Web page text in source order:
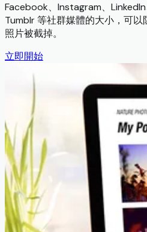
Facebook、Instagram、
Tumblr 等社群媒體的大小，可
照片被截掉。
立即開始